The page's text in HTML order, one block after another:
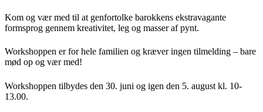
Kom og vær med til at genfortolke barokkens ekstravagante
formsprog gennem kreativitet, leg og masser af pynt.
Workshoppen er for hele familien og kræver ingen tilmelding – bare
mød op og vær med!
Workshoppen tilbydes den 30. juni og igen den 5. august kl. 10-
13.00.